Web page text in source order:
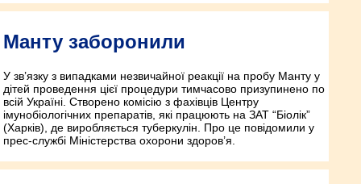
Манту заборонили
У зв’язку з випадками незвичайної реакції на пробу Манту у
дітей проведення цієї процедури тимчасово призупинено по
всій Україні. Створено комісію з фахівців Центру
імунобіологічних препаратів, які працюють на ЗАТ “Біолік”
(Харків), де виробляється туберкулін. Про це повідомили у
прес-службі Міністерства охорони здоров’я.